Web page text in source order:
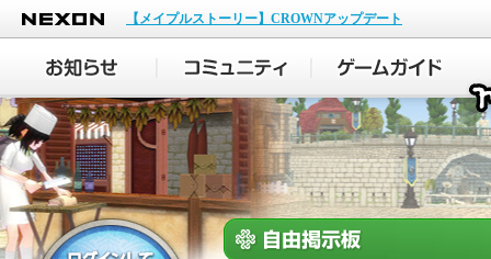
NEXON
【メイプルストーリー】CROWNアップデート